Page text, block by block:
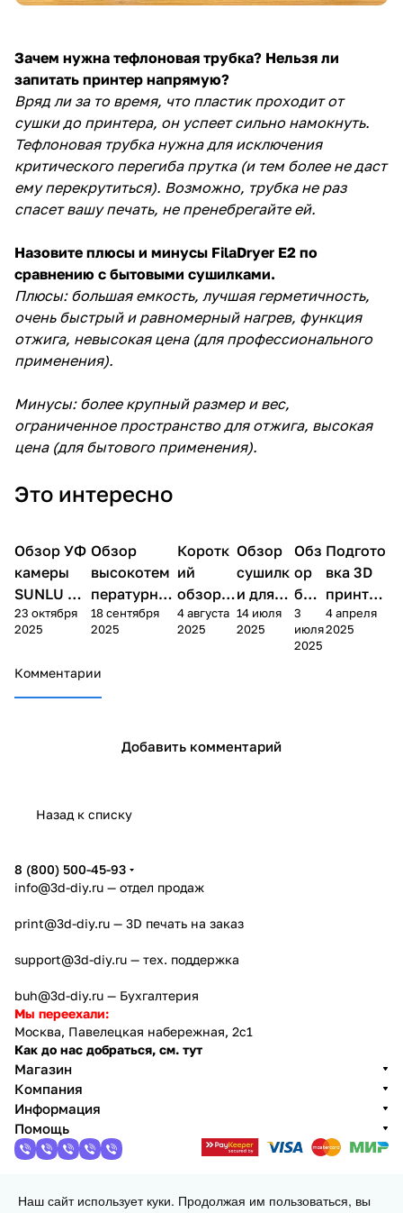
Зачем нужна тефлоновая трубка? Нельзя ли
запитать принтер напрямую?
Вряд ли за то время, что пластик проходит от
сушки до принтера, он успеет сильно намокнуть.
Тефлоновая трубка нужна для исключения
критического перегиба прутка (и тем более не даст
ему перекрутиться). Возможно, трубка не раз
спасет вашу печать, не пренебрегайте ей.
Назовите плюсы и минусы FilaDryer E2 по
сравнению с бытовыми сушилками.
Плюсы: большая емкость, лучшая герметичность,
очень быстрый и равномерный нагрев, функция
отжига, невысокая цена (для профессионального
применения).
Минусы: более крупный размер и вес,
ограниченное пространство для отжига, высокая
цена (для бытового применения).
Это интересно
3D
печать
Обзор УФ
камеры
SUNLU UV
Resin
Curing Box
23 октября
2025
3D печать
Обзор
высокотем
пературной
сушилки
Sunlu
18 сентября
2025
3D
печать
Коротк
ий
обзор
пластик
а Ultran
4 августа
2025
3D
печать
Обзор
сушилк
и для
пласти
ка
14 июля
2025
3D
печать
Обз
ор
бре
нда
Eleg
3
июля
2025
3D
печать
Подгото
вка 3D
принтер
а к
первой
4 апреля
2025
Комментарии
Добавить комментарий
Назад к списку
8 (800) 500-45-93
info@3d-diy.ru — отдел продаж
print@3d-diy.ru — 3D печать на заказ
support@3d-diy.ru — тех. поддержка
buh@3d-diy.ru — Бухгалтерия
Мы переехали:
Москва, Павелецкая набережная, 2с1
Как до нас добраться, см. тут
Магазин
Компания
Информация
Помощь
2013 - 2026 © 3DiY (Тридиай) - интернет-магазин
Наш сайт использует куки. Продолжая им пользоваться, вы